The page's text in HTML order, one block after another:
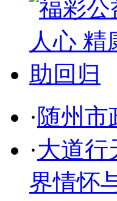
·随州市
·大道
界情怀